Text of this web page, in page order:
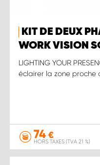
KIT DE DEUX
WORK VISION
LIGHTING YOUR
éclairer la zone proche
74 €
HORS TAXES (TVA 21 %)